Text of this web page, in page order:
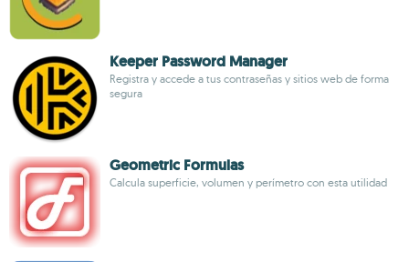
Keeper Password Manager
Registra y accede a tus contraseñas y sitios web de forma
segura
Geometric Formulas
Calcula superficie, volumen y perímetro con esta utilidad